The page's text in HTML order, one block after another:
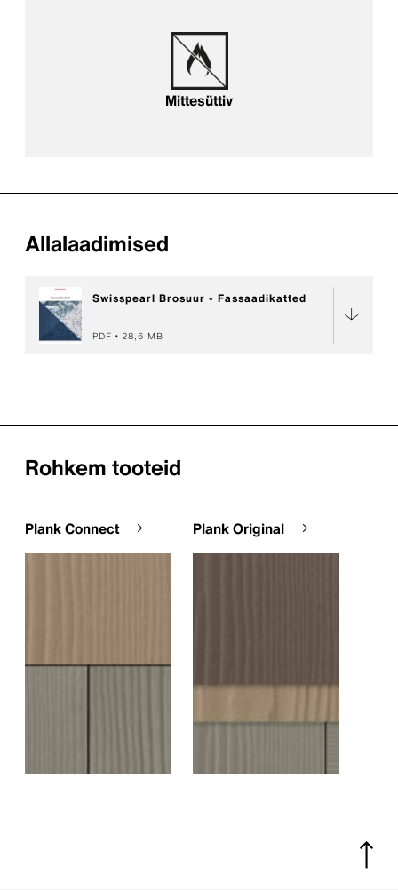
Mittesüttiv
Allalaadimised
Swisspearl Brosuur - Fassaadikatted
PDF 28,6 MB
Rohkem tooteid
Plank Connect Plank Original